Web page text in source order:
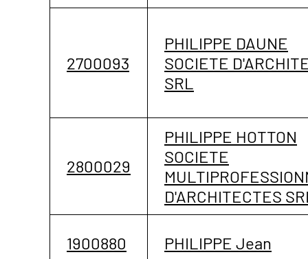
2700093
PHILIPPE DAUNE
SOCIETE
SRL
2800029
PHILIPPE HOTTON
SOCIETE
D'ARCHITECTES
1900880 PHILIPPE Jean